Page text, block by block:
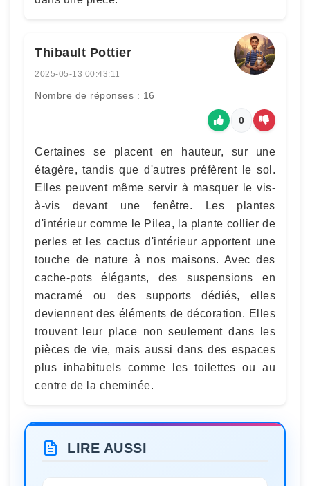
Thibault Pottier
2025-05-13 00:43:11
Nombre de réponses : 16
0
Certaines se placent en hauteur, sur une
étagère, tandis que d'autres préfèrent le sol.
Elles peuvent même servir à masquer le vis-
à-vis devant une fenêtre. Les plantes
d'intérieur comme le Pilea, la plante collier de
perles et les cactus d'intérieur apportent une
touche de nature à nos maisons. Avec des
cache-pots élégants, des suspensions en
macramé ou des supports dédiés, elles
deviennent des éléments de décoration. Elles
trouvent leur place non seulement dans les
pièces de vie, mais aussi dans des espaces
plus inhabituels comme les toilettes ou au
centre de la cheminée.
LIRE AUSSI